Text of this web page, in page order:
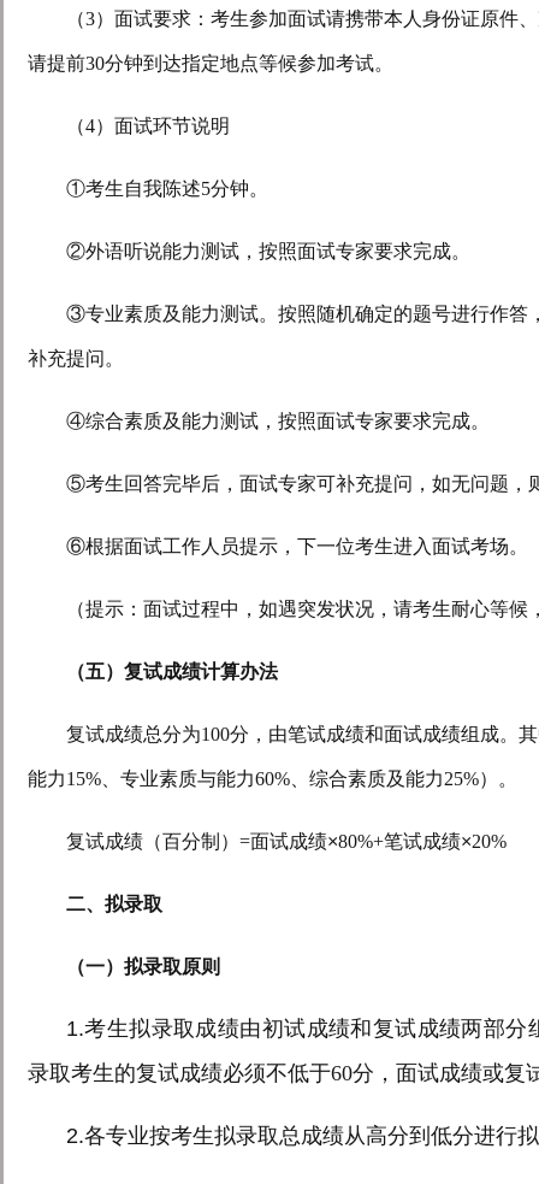
（3）面试要求：考生参加面试请携带本人身份证原件
请提前30分钟到达指定地点等候参加考试。
（4）面试环节说明
①考生自我陈述5分钟。
②外语听说能力测试，按照面试专家要求完成。
③专业素质及能力测试。按照随机确定的题号进行作答
补充提问。
④综合素质及能力测试，按照面试专家要求完成。
⑤考生回答完毕后，面试专家可补充提问，如无问题，
⑥根据面试工作人员提示，下一位考生进入面试考场。
（提示：面试过程中，如遇突发状况，请考生耐心等候
（五）复试成绩计算办法
复试成绩总分为100分，由笔试成绩和面试成绩组成。
能力15% 、专业素质与能力60% 、综合素质及能力25%）。
复试成绩（百分制） =面试成绩×80%+笔试成绩×20%
二、拟录取
（一）拟录取原则
1.考生拟录取成绩由初试成绩和复试成绩两部分
录取考生的复试成绩必须不低于60分，面试成绩或复
2.各专业按考生拟录取总成绩从高分到低分进行